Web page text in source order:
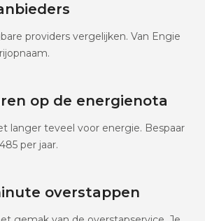
providers vergelijken. Van Engie
op de energienota
langer teveel voor energie. Bespaar
per jaar.
overstappen